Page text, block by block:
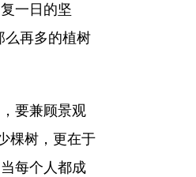
一日的坚
么再多的植树
要兼顾景观
棵树，更在于
每个人都成